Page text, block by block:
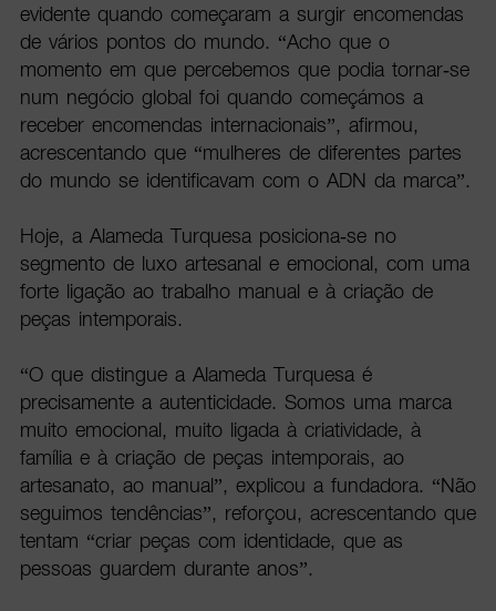
evidente quando começaram a surgir encomendas
de vários pontos do mundo. “Acho que o
momento em que percebemos que podia tornar-se
num negócio global foi quando começámos a
receber encomendas internacionais”, afirmou,
acrescentando que “mulheres de diferentes partes
do mundo se identificavam com o ADN da marca”.
Hoje, a Alameda Turquesa posiciona-se no
segmento de luxo artesanal e emocional, com uma
forte ligação ao trabalho manual e à criação de
peças intemporais.
“O que distingue a Alameda Turquesa é
precisamente a autenticidade. Somos uma marca
muito emocional, muito ligada à criatividade, à
família e à criação de peças intemporais, ao
artesanato, ao manual”, explicou a fundadora. “Não
seguimos tendências”, reforçou, acrescentando que
tentam “criar peças com identidade, que as
pessoas guardem durante anos”.